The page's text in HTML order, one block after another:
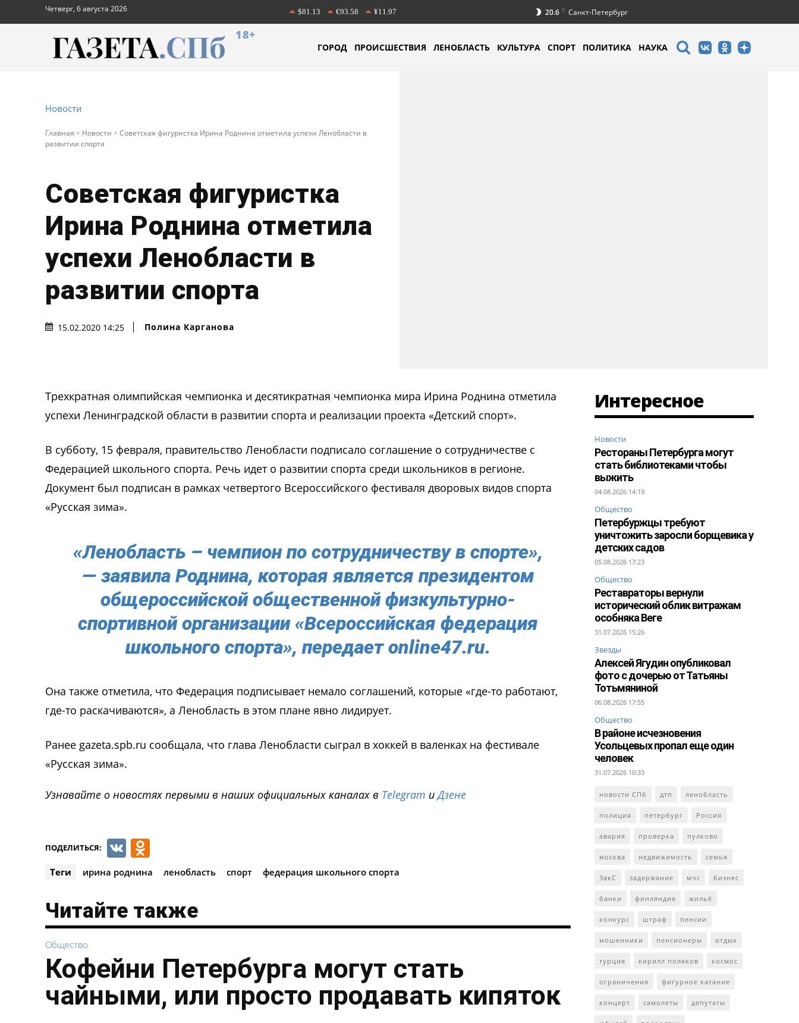
Четверг, 6 августа 2026 $81.13 €93.58 ¥11.97 20.6 C Санкт-Петербург
18+
ГОРОД ПРОИСШЕСТВИЯ ЛЕНОБЛАСТЬ КУЛЬТУРА СПОРТ ПОЛИТИКА НАУКА
Новости
Главная Новости
Советская фигуристка Ирина Роднина отметила успехи Ленобласти в
развитии спорта
Советская фигуристка
Ирина Роднина отметила
успехи Ленобласти в
развитии спорта
15.02.2020 14:25 Полина Карганова
Трехкратная олимпийская чемпионка и десятикратная чемпионка мира Ирина Роднина отметила
успехи Ленинградской области в развитии спорта и реализации проекта «Детский спорт».
В субботу, 15 февраля, правительство Ленобласти подписало соглашение о сотрудничестве с
Федерацией школьного спорта. Речь идет о развитии спорта среди школьников в регионе.
Документ был подписан в рамках четвертого Всероссийского фестиваля дворовых видов спорта
«Русская зима».
«Ленобласть – чемпион по сотрудничеству в спорте»,
— заявила Роднина, которая является президентом
общероссийской общественной физкультурно-
спортивной организации «Всероссийская федерация
школьного спорта»,передаетonline47.ru.
Она также отметила, что Федерация подписывает немало соглашений, которые «где-то работают,
где-то раскачиваются», а Ленобласть в этом плане явно лидирует.
Ранее gazeta.spb.ru сообщала, что глава Ленобласти сыграл в хоккей в валенках на фестивале
«Русская зима».
Узнавайте о новостях первыми в наших официальных каналах в Telegram иДзене
ПОДЕЛИТЬСЯ: VK
Теги ирина роднина ленобласть спорт федерация школьного спорта
Читайте также
Общество
Кофейни Петербурга могут стать
чайными, или просто продавать кипяток
Интересное
Новости
Рестораны Петербурга могут
стать библиотеками чтобы
выжить
04.08.2026 14:19
Общество
Петербуржцы требуют
уничтожить заросли борщевика у
детских садов
05.08.2026 17:23
Общество
Реставраторы вернули
исторический облик витражам
особняка Веге
31.07.2026 15:26
Звезды
Алексей Ягудин опубликовал
фото с дочерью от Татьяны
Тотьмяниной
06.08.2026 17:55
Общество
В районе исчезновения
Усольцевых пропал еще один
человек
31.07.2026 10:33
новости СПб дтп ленобласть
полиция петербург Россия
авария проверка пулково
москва недвижимость семья
ЗакС задержание мчс бизнес
банки финляндия жильё
конкурс штраф пенсии
мошенники пенсионеры отдых
турция кирилл поляков космос
ограничения фигурное катание
концерт самолеты депутаты